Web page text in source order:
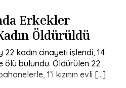
Erkekler
Öldürüldü
22 kadın cinayeti işlendi, 14
ölü bulundu. Öldürülen 22
1’i kızının evli […]